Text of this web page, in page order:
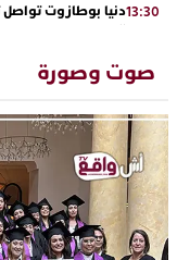
13:30دنيا بوطازوت تواصل
رهينتين من قبضة ذي
اتحاد المقاولات
الإعلامي سعيد
23:18 ترسيخا لثقافة
من “القرية الذكية
17:36 من الراب والراي
المتوسطي يحتفي
صوت وصورة